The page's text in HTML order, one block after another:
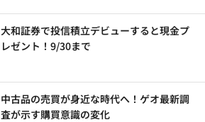
大和証券で投信積立デビューすると現金プ
レゼント！9/30まで
中古品の売買が身近な時代へ！ゲオ最新調
査が示す購買意識の変化